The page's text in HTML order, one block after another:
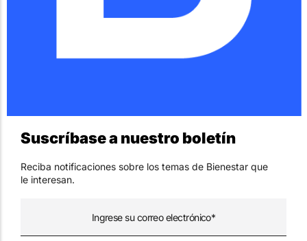
Suscríbase a nuestro boletín
Reciba notificaciones sobre los temas de Bienestar que
le interesan.